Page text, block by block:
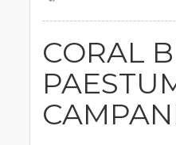
CORAL